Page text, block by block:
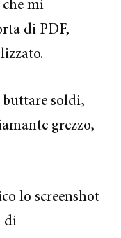
mi
di PDF,
soldi,
grezzo,
lo screenshot
di